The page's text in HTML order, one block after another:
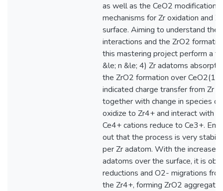
as well as the CeO2 modifications
mechanisms for Zr oxidation and
surface. Aiming to understand the
interactions and the ZrO2
this mastering project perform a
&le; n &le; 4) Zr adatoms
the ZrO2 formation over
indicated charge transfer from Zr
together with change in species
oxidize to Zr4+ and interact with
Ce4+ cations reduce to Ce3+.
out that the process is very
per Zr adatom. With the increase
adatoms over the surface, it is
reductions and O2- migrations
the Zr4+, forming ZrO2